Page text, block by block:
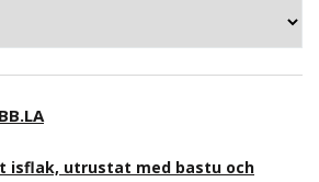
isflak, utrustat med bastu och